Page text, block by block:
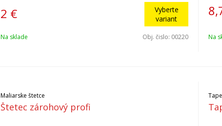
2 €
Vyberte
variant
Na sklade Obj. čislo: 00220 Na
Maliarske štetce
Štetec zárohový profi